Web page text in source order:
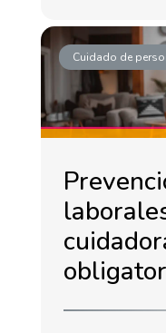
Cuidado de